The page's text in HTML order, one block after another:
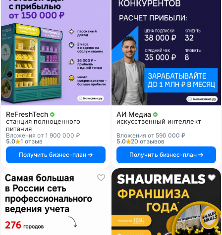
ReFreshTech
станция полноценного
питания
Вложения от 1 900 000 ₽
5.0
1 отзыв
Получить бизнес-план
АИ Медиа
искусственный интеллект
Вложения от 590 000 ₽
5.0
20 отзывов
Получить бизнес-план